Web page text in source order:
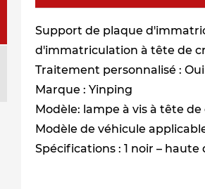
Support de plaque
d'immatriculation à tête de
Traitement personnalisé : Oui
Marque : Yinping
Modèle: lampe à vis à tête de
Modèle de véhicule
Spécifications : 1 noir –